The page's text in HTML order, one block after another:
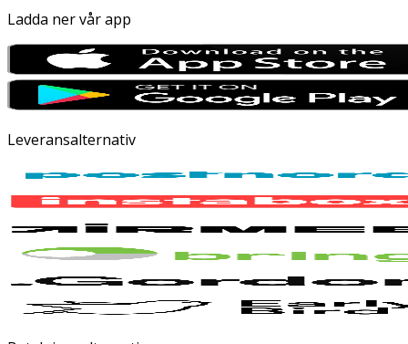
Ladda ner vår app
Leveransalternativ